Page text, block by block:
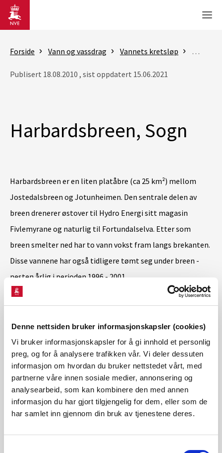
Denne nettsiden bruker informasjonskapsler (cookies)
Vi bruker informasjonskapsler for å gi innhold et personlig
preg, og for å analysere trafikken vår. Vi deler dessuten
informasjon om hvordan du bruker nettstedet vårt, med
partnerne våre innen sosiale medier, annonsering og
analysearbeid, som kan kombinere den med annen
informasjon du har gjort tilgjengelig for dem, eller som de
har samlet inn gjennom din bruk av tjenestene deres.
Gå til hovedinnhold
Forside Vann og vassdrag Vannets kretsløp Bre
Publisert 18.08.2010 , sist oppdatert 15.06.2021
Harbardsbreen, Sogn
Harbardsbreen er en liten platåbre (ca 25 km²) mellom
Jostedalsbreen og Jotunheimen. Den sentrale delen av
breen drenerer østover til Hydro Energi sitt magasin
Fivlemyrane og naturlig til Fortundalselva. Etter som
breen smelter ned har to vann vokst fram langs brekanten.
Disse vannene har også tidligere tømt seg under breen -
nesten årlig i perioden 1996 - 2001.
I løpet av perioden 4.-7. august 2010 ble ca 5,5 mill m³ vann
tappet fra bresjøene. En ny hendelse i 2015 ble forutsett
fordi vannstand i den bredemte sjøen var så høy i forhold til
høyde til breens overflate. Etter en befaring av NVE ble
kraftselskapet rådet å senke vannstand i vannkraft
magasinet nedstrøms fra breen. En uke etter at de gjort
det kom jøkulhlaup 21. august. 5 million m³ vann tømte seg
under breen men på en kontrollert måte.